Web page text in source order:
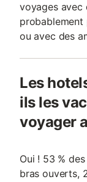
voyages avec
probablement
ou avec des
Les
ils les
voyager
Oui ! 53 %
bras ouverts,